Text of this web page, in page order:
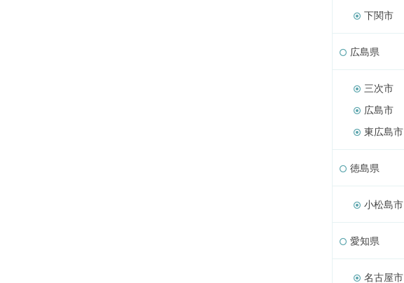
下関市
広島県
三次市
広島市
東広島市
徳島県
小松島市
愛知県
名古屋市